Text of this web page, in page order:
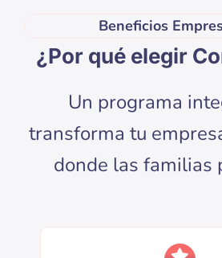
Beneficios
¿Por qué elegir
Un programa
transforma tu
donde las familias